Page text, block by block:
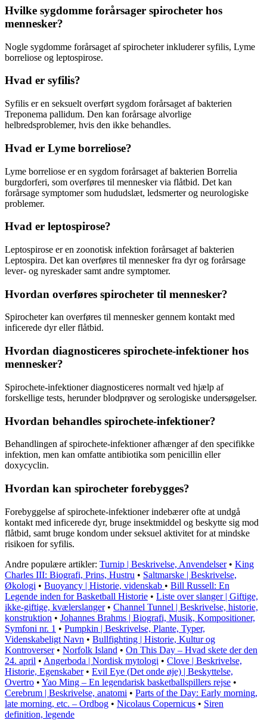
Hvilke sygdomme forårsager spirocheter hos
mennesker?
Nogle sygdomme forårsaget af spirocheter inkluderer syfilis, Lyme
borreliose og leptospirose.
Hvad er syfilis?
Syfilis er en seksuelt overført sygdom forårsaget af bakterien
Treponema pallidum. Den kan forårsage alvorlige
helbredsproblemer, hvis den ikke behandles.
Hvad er Lyme borreliose?
Lyme borreliose er en sygdom forårsaget af bakterien Borrelia
burgdorferi, som overføres til mennesker via flåtbid. Det kan
forårsage symptomer som hududslæt, ledsmerter og neurologiske
problemer.
Hvad er leptospirose?
Leptospirose er en zoonotisk infektion forårsaget af bakterien
Leptospira. Det kan overføres til mennesker fra dyr og forårsage
lever- og nyreskader samt andre symptomer.
Hvordan overføres spirocheter til mennesker?
Spirocheter kan overføres til mennesker gennem kontakt med
inficerede dyr eller flåtbid.
Hvordan diagnosticeres spirochete-infektioner hos
mennesker?
Spirochete-infektioner diagnosticeres normalt ved hjælp af
forskellige tests, herunder blodprøver og serologiske undersøgelser.
Hvordan behandles spirochete-infektioner?
Behandlingen af spirochete-infektioner afhænger af den specifikke
infektion, men kan omfatte antibiotika som penicillin eller
doxycyclin.
Hvordan kan spirocheter forebygges?
Forebyggelse af spirochete-infektioner indebærer ofte at undgå
kontakt med inficerede dyr, bruge insektmiddel og beskytte sig mod
flåtbid, samt bruge kondom under seksuel aktivitet for at mindske
risikoen for syfilis.
Andre populære artikler: Turnip | Beskrivelse, Anvendelser• King
Charles III: Biografi, Prins, Hustru • Saltmarske | Beskrivelse,
Økologi • Buoyancy | Historie, videnskab • Bill Russell: En
Legende inden for Basketball Historie • Liste over slanger | Giftige,
ikke-giftige, kvælerslanger• Channel Tunnel | Beskrivelse, historie,
konstruktion • Johannes Brahms | Biografi, Musik, Kompositioner,
Symfoni nr. 1 • Pumpkin | Beskrivelse, Plante, Typer,
Videnskabeligt Navn • Bullfighting | Historie, Kultur og
Kontroverser• Norfolk Island • On This Day – Hvad skete der den
24. april • Angerboda | Nordisk mytologi • Clove | Beskrivelse,
Historie, Egenskaber• Evil Eye (Det onde øje) | Beskyttelse,
Overtro • Yao Ming – En legendarisk basketballspillers rejse •
Cerebrum | Beskrivelse, anatomi • Parts of the Day: Early morning,
late morning, etc. – Ordbog • Nicolaus Copernicus • Siren
definition, legende